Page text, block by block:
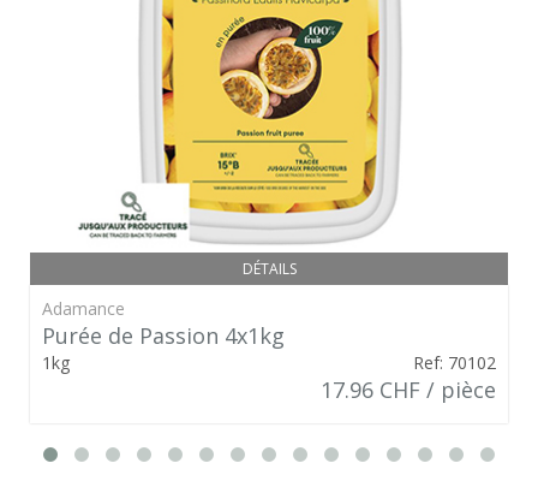
DÉTAILS
Adamance
Purée de Passion 4x1kg
1kg Ref: 70102
17.96 CHF / pièce